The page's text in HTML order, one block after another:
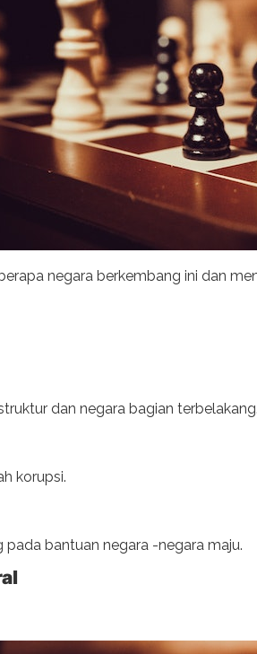
negara berkembang ini dan
dan negara bagian terbelakang.
korupsi.
bantuan negara -negara maju.